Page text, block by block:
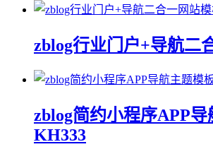
zblog行业门户+导航二
zblog简约小程序APP导
KH333